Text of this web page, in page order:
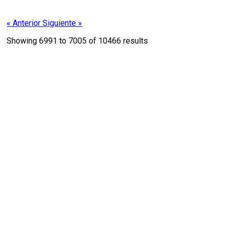
« AnteriorSiguiente »
Showing6991 to 7005 of 10466 results